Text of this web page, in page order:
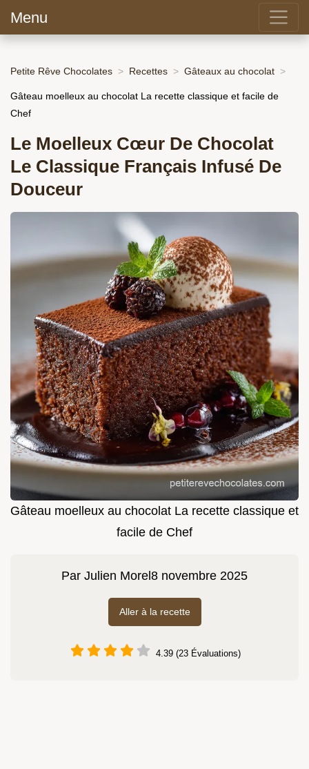
Menu
Petite Rêve Chocolates Recettes Gâteaux au chocolat
Gâteau moelleux au chocolat La recette classique et facile de
Chef
Le Moelleux Cœur De Chocolat
Le Classique Français Infusé De
Douceur
Gâteau moelleux au chocolat La recette classique et
facile de Chef
Par Julien Morel 8 novembre 2025
Aller à la recette
4.39 (23 Évaluations)